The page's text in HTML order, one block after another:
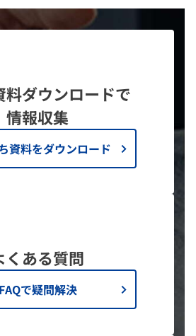
料ダウンロードで
情報収集
資料をダウンロード
くある質問
FAQで疑問解決